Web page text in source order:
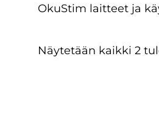
OkuStim laitteet ja
Näytetään kaikki 2